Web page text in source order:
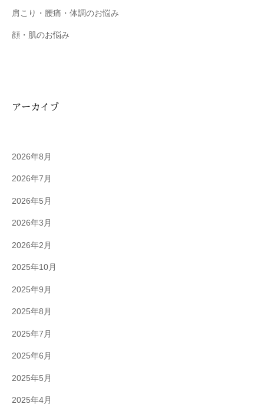
肩こり・腰痛・体調のお悩み
顔・肌のお悩み
アーカイブ
2026年8月
2026年7月
2026年5月
2026年3月
2026年2月
2025年10月
2025年9月
2025年8月
2025年7月
2025年6月
2025年5月
2025年4月